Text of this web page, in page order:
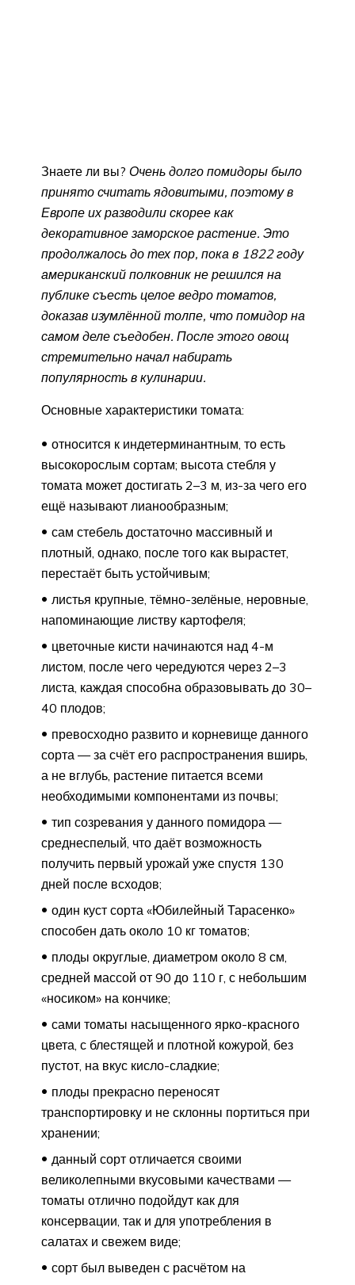
Знаете ли вы? Очень долго помидоры было
принято считать ядовитыми, поэтому в
Европе их разводили скорее как
декоративное заморское растение. Это
продолжалось до тех пор, пока в 1822 году
американский полковник не решился на
публике съесть целое ведро томатов,
доказав изумлённой толпе, что помидор на
самом деле съедобен. После этого овощ
стремительно начал набирать
популярность в кулинарии.
Основные характеристики томата:
относится к индетерминантным, то есть
высокорослым сортам; высота стебля у
томата может достигать 2–3 м, из-за чего его
ещё называют лианообразным;
сам стебель достаточно массивный и
плотный, однако, после того как вырастет,
перестаёт быть устойчивым;
листья крупные, тёмно-зелёные, неровные,
напоминающие листву картофеля;
цветочные кисти начинаются над 4-м
листом, после чего чередуются через 2–3
листа, каждая способна образовывать до 30–
40 плодов;
превосходно развито и корневище данного
сорта — за счёт его распространения вширь,
а не вглубь, растение питается всеми
необходимыми компонентами из почвы;
тип созревания у данного помидора —
среднеспелый, что даёт возможность
получить первый урожай уже спустя 130
дней после всходов;
один куст сорта «Юбилейный Тарасенко»
способен дать около 10 кг томатов;
плоды округлые, диаметром около 8 см,
средней массой от 90 до 110 г, с небольшим
«носиком» на кончике;
сами томаты насыщенного ярко-красного
цвета, с блестящей и плотной кожурой, без
пустот, на вкус кисло-сладкие;
плоды прекрасно переносят
транспортировку и не склонны портиться при
хранении;
данный сорт отличается своими
великолепными вкусовыми качествами —
томаты отлично подойдут как для
консервации, так и для употребления в
салатах и свежем виде;
сорт был выведен с расчётом на